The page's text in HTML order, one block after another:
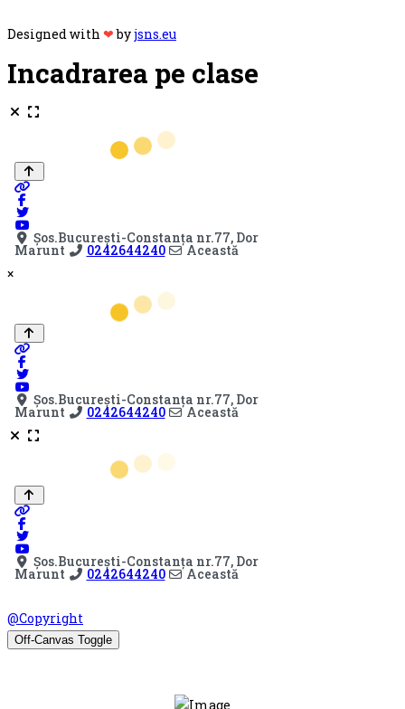
Designed with ❤byjsns.eu
Incadrarea pe clase
×
@Copyright
Off-Canvas Toggle